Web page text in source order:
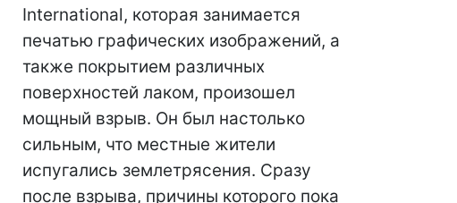
International, которая занимается
печатью графических изображений, а
также покрытием различных
поверхностей лаком, произошел
мощный взрыв. Он был настолько
сильным, что местные жители
испугались землетрясения. Сразу
после взрыва, причины которого пока